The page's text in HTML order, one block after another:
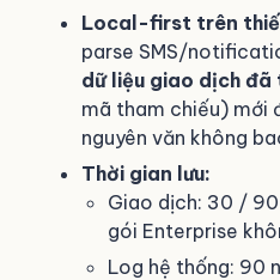
Local-first trên
parse SMS/
dữ liệu giao dịch
mã tham chiếu) mới
nguyên văn không
Thời gian lưu:
Giao dịch: 30 /
gói Enterprise
Log hệ thống: 90